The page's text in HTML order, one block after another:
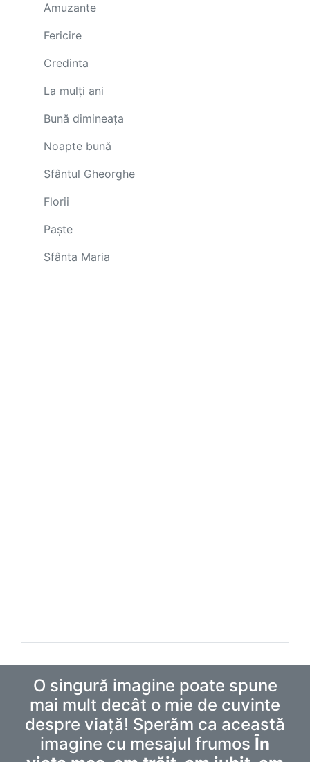
Amuzante
Fericire
Credinta
La mulți ani
Bună dimineața
Noapte bună
Sfântul Gheorghe
Florii
Paște
Sfânta Maria
O singură imagine poate spune
mai mult decât o mie de cuvinte
despre viață! Sperăm ca această
imagine cu mesajul frumos În